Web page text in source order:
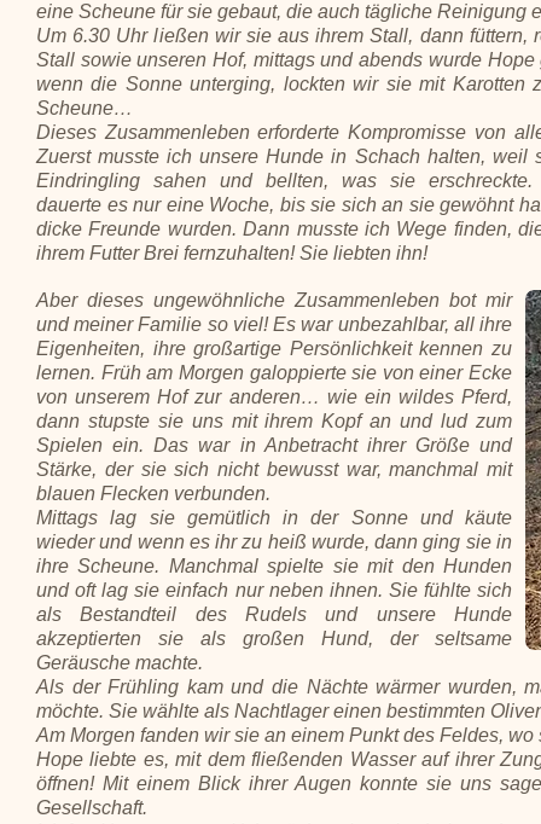
eine Scheune für sie gebaut, die auch tägliche Reinigung
Um 6.30 Uhr ließen wir sie aus ihrem Stall, dann füttern,
Stall sowie unseren Hof, mittags und abends wurde Hope
wenn die Sonne unterging, lockten wir sie mit Karotten
Scheune…
Dieses Zusammenleben erforderte Kompromisse von
Zuerst musste ich unsere Hunde in Schach halten, weil
Eindringling sahen und bellten, was sie
dauerte es nur eine Woche, bis sie sich an sie gewöhnt
dicke Freunde wurden. Dann musste ich Wege finden,
ihrem Futter Brei fernzuhalten! Sie liebten ihn!
Aber dieses ungewöhnliche Zusammenleben bot mir
und meiner Familie so viel! Es war unbezahlbar, all ihre
Eigenheiten, ihre großartige Persönlichkeit kennen zu
lernen. Früh am Morgen galoppierte sie von einer Ecke
von unserem Hof ​​zur anderen… wie ein wildes Pferd,
dann stupste sie uns mit ihrem Kopf an und lud zum
Spielen ein. Das war in Anbetracht ihrer Größe und
Stärke, der sie sich nicht bewusst war, manchmal mit
blauen Flecken verbunden.
Mittags lag sie gemütlich in der Sonne und käute
wieder und wenn es ihr zu heiß wurde, dann ging sie in
ihre Scheune. Manchmal spielte sie mit den Hunden
und oft lag sie einfach nur neben ihnen. Sie fühlte sich
als Bestandteil des Rudels und unsere Hunde
akzeptierten sie als großen Hund, der seltsame
Geräusche machte.
Als der Frühling kam und die Nächte wärmer wurden,
möchte. Sie wählte als Nachtlager einen bestimmten
Am Morgen fanden wir sie an einem Punkt des Feldes,
Hope liebte es, mit dem fließenden Wasser auf ihrer
öffnen! Mit einem Blick ihrer Augen konnte sie uns
Gesellschaft.